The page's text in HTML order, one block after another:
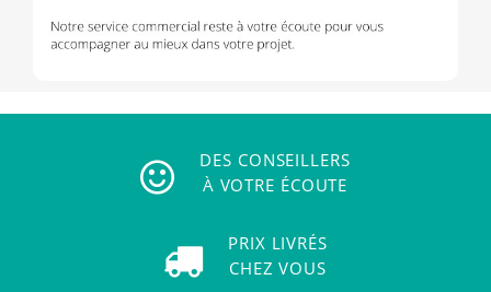
DES CONSEILLERS
À VOTRE ÉCOUTE
PRIX LIVRÉS
CHEZ VOUS